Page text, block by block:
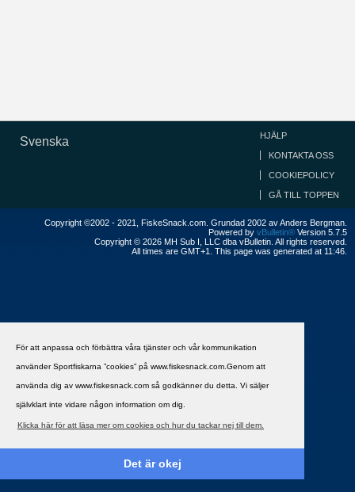
För att anpassa och förbättra våra tjänster och vår kommunikation
använder Sportfiskarna ”cookies” på www.fiskesnack.com.Genom att
använda dig av www.fiskesnack.com så godkänner du detta. Vi säljer
självklart inte vidare någon information om dig.
Klicka här för att läsa mer om cookies och hur du tackar nej till dem.
Det är okej
Svenska HJÄLP
KONTAKTA OSS
COOKIEPOLICY
GÅ TILL TOPPEN
Copyright ©2002 - 2021, FiskeSnack.com. Grundad 2002 av Anders Bergman.
Powered by vBulletin® Version 5.7.5
Copyright © 2026 MH Sub I, LLC dba vBulletin. All rights reserved.
All times are GMT+1. This page was generated at 11:46.